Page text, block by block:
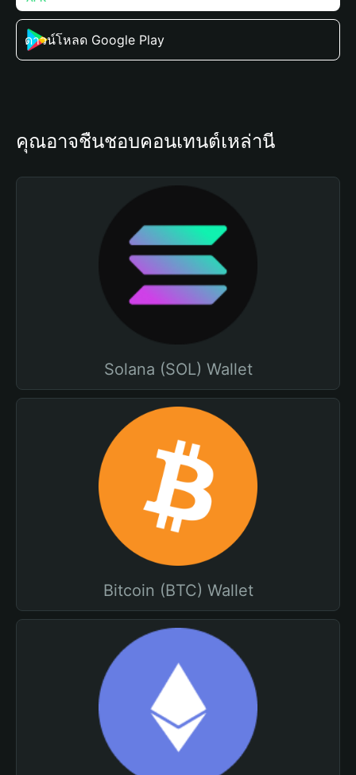
ดาวน์โหลด Google Play
คุณอาจชื่นชอบคอนเทนต์เหล่านี้
Solana (SOL) Wallet
Bitcoin (BTC) Wallet